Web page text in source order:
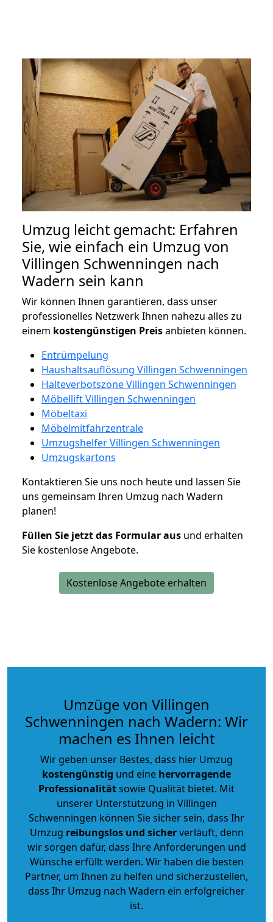
Umzug leicht gemacht: Erfahren
Sie, wie einfach ein Umzug von
Villingen Schwenningen nach
Wadern sein kann
Wir können Ihnen garantieren, dass unser
professionelles Netzwerk Ihnen nahezu alles zu
einem kostengünstigen Preisanbieten können.
Entrümpelung
Haushaltsauflösung Villingen Schwenningen
Halteverbotszone Villingen Schwenningen
Möbellift Villingen Schwenningen
Möbeltaxi
Möbelmitfahrzentrale
Umzugshelfer Villingen Schwenningen
Umzugskartons
Kontaktieren Sie uns noch heute und lassen Sie
uns gemeinsam Ihren Umzug nach Wadern
planen!
Füllen Sie jetzt das Formular aus und erhalten
Sie kostenlose Angebote.
Kostenlose Angebote erhalten
Umzüge von Villingen
Schwenningen nach Wadern: Wir
machen es Ihnen leicht
Wir geben unser Bestes, dass hier Umzug
kostengünstig und eine hervorragende
Professionalitätsowie Qualität bietet. Mit
unserer Unterstützung in Villingen
Schwenningen können Sie sicher sein, dass Ihr
Umzug reibungslos und sicherverläuft, denn
wir sorgen dafür, dass Ihre Anforderungen und
Wünsche erfüllt werden. Wir haben die besten
Partner, um Ihnen zu helfen und sicherzustellen,
dass Ihr Umzug nach Wadern ein erfolgreicher
ist.